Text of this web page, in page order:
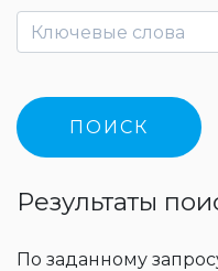
Результаты
По заданному